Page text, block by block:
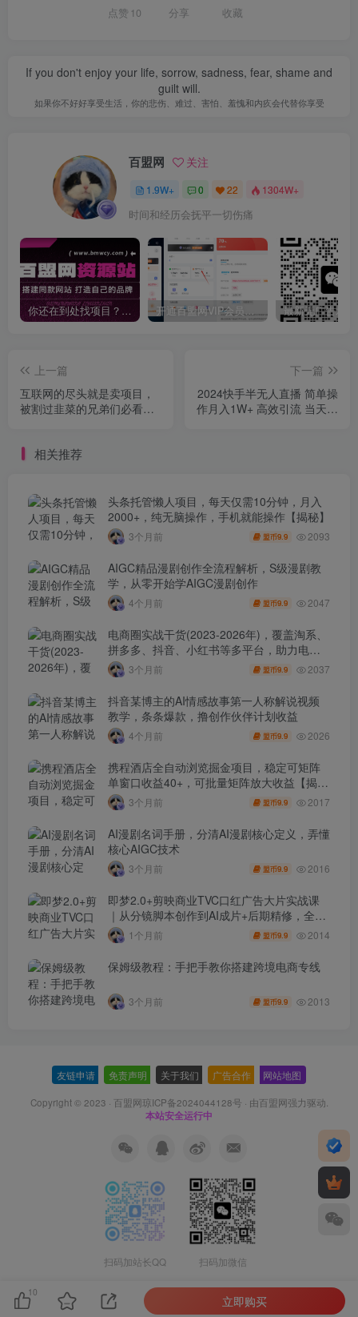
点赞 10 分享 收藏
If you don't enjoy your life, sorrow, sadness, fear, shame and
guilt will.
如果你不好好享受生活，你的悲伤、难过、害怕、羞愧和内疚会代替你享受
百盟网 关注
1.9W+ 0 22 1304W+
时间和经历会抚平一切伤痛
你还在到处找项目？还在当韭菜？我靠卖项目一个月收入5万+，曾经我也是个失败者。 开通百盟网VIP会员，尊享全站资源免费下载，享70%的推广提成！！【限时五折优惠】
上一篇
互联网的尽头就是卖项目，
被割过韭菜的兄弟们必看！
下一篇
2024快手半无人直播 简单操
作月入1W+ 高效引流 当天见
相关推荐
头条托管懒人项目，每天仅需10分钟，月入
2000+，纯无脑操作，手机就能操作【揭秘】
3个月前 盟币9.9 2093
AIGC精品漫剧创作全流程解析，S级漫剧教
学，从零开始学AIGC漫剧创作
4个月前 盟币9.9 2047
电商圈实战干货(2023-2026年)，覆盖淘系、
拼多多、抖音、小红书等多平台，助力电商
人避开坑、提效率、稳盈利(更新4月)
3个月前 盟币9.9 2037
抖音某博主的AI情感故事第一人称解说视频
教学，条条爆款，撸创作伙伴计划收益
4个月前 盟币9.9 2026
携程酒店全自动浏览掘金项目，稳定可矩阵
单窗口收益40+，可批量矩阵放大收益【揭
秘】3个月前 盟币9.9 2017
AI漫剧名词手册，分清AI漫剧核心定义，弄懂
核心AIGC技术
3个月前 盟币9.9 2016
即梦2.0+剪映商业TVC口红广告大片实战课
｜从分镜脚本创作到AI成片+后期精修，全流
程打造品牌级产品广告
1个月前 盟币9.9 2014
保姆级教程：手把手教你搭建跨境电商专线
3个月前 盟币9.9 2013
友链申请 免责声明 关于我们 广告合作 网站地图
Copyright © 2023 · 百盟网琼ICP备2024044128号 · 由百盟网强力驱动.
本站安全运行中
扫码加站长QQ 扫码加微信
10
立即购买